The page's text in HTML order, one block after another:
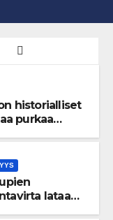
historialliset
purkaa
lataa